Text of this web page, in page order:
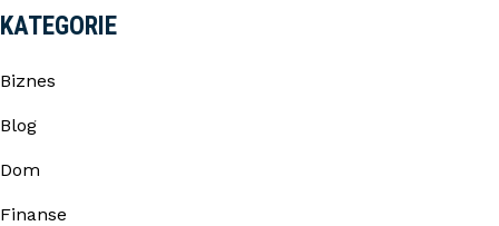
KATEGORIE
Biznes
Blog
Dom
Finanse